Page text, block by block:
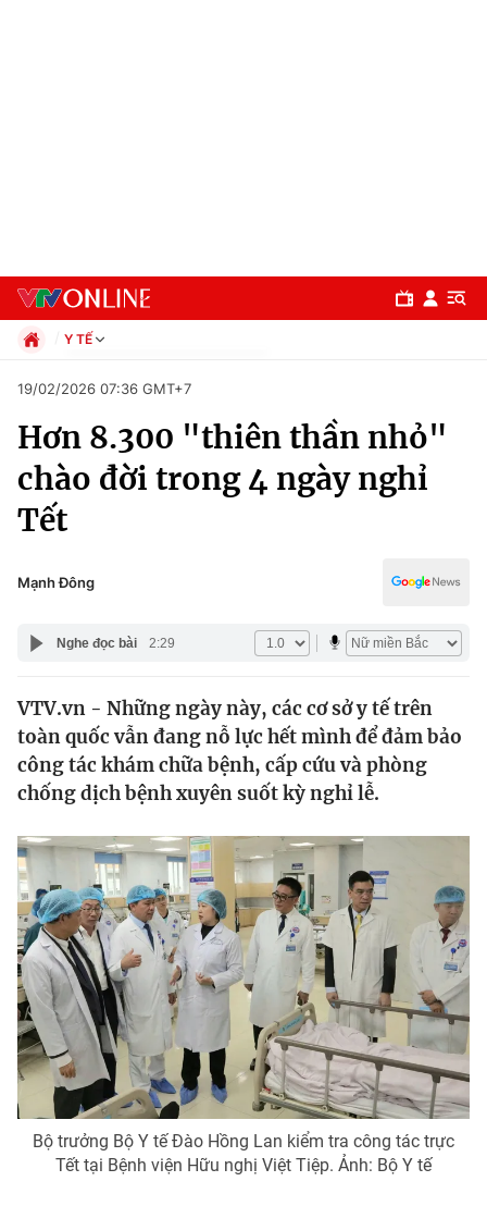
Chuyên mục
Chính trị
Thế giới
Tin tức
Thế giới đó đây
Câu chuyện quốc tế
Kinh tế
Tài chính
Thị trường
Góc doanh nghiệp
Dữ liệu và đời sống
Truyền hình
Phim VTV
Hậu trường
Nhân vật
Khán giả
Giải sao mai
Giải trí
Điện ảnh
Âm nhạc
Sao
Đời sống
Du lịch
Làm đẹp
Giáo dục
Tuyển sinh
Y TẾ
Xã hội
Pháp luật
Kinh tế
Thể thao
Đời sống
Giáo dục
19/02/2026 07:36 GMT+7
Hơn 8.300 "thiên thần nhỏ"
chào đời trong 4 ngày nghỉ
Tết
Mạnh Đông
Nghe đọc bài 2:29
VTV.vn - Những ngày này, các cơ sở y tế trên
toàn quốc vẫn đang nỗ lực hết mình để đảm bảo
công tác khám chữa bệnh, cấp cứu và phòng
chống dịch bệnh xuyên suốt kỳ nghỉ lễ.
Bộ trưởng Bộ Y tế Đào Hồng Lan kiểm tra công tác trực
Tết tại Bệnh viện Hữu nghị Việt Tiệp. Ảnh: Bộ Y tế